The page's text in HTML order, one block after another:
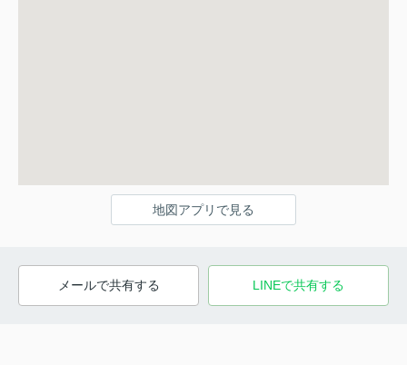
地図アプリで見る
メールで共有する LINEで共有する